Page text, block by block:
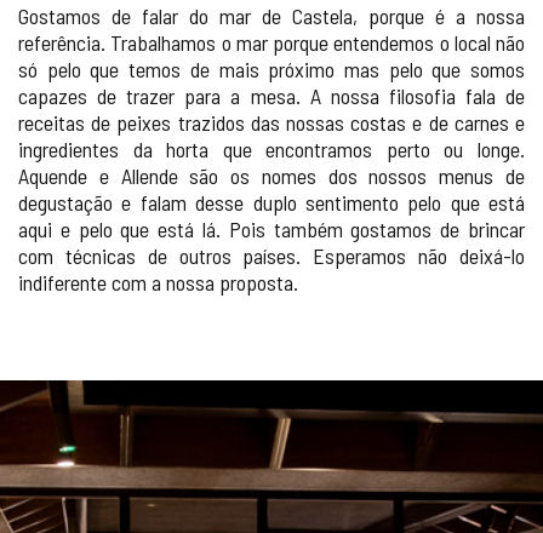
Gostamos de falar do mar de Castela, porque é a nossa
referência. Trabalhamos o mar porque entendemos o local não
só pelo que temos de mais próximo mas pelo que somos
capazes de trazer para a mesa. A nossa filosofia fala de
receitas de peixes trazidos das nossas costas e de carnes e
ingredientes da horta que encontramos perto ou longe.
Aquende e Allende são os nomes dos nossos menus de
degustação e falam desse duplo sentimento pelo que está
aqui e pelo que está lá. Pois também gostamos de brincar
com técnicas de outros países. Esperamos não deixá-lo
indiferente com a nossa proposta.
GALERIA
DE
IMAGENS